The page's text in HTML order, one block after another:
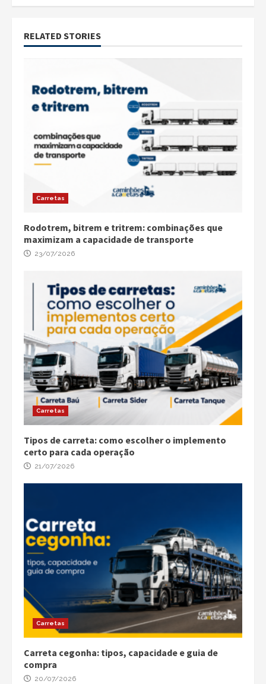
RELATED STORIES
Carretas
Rodotrem, bitrem e tritrem: combinações que
maximizam a capacidade de transporte
23/07/2026
Carretas
Tipos de carreta: como escolher o implemento
certo para cada operação
21/07/2026
Carretas
Carreta cegonha: tipos, capacidade e guia de
compra
20/07/2026